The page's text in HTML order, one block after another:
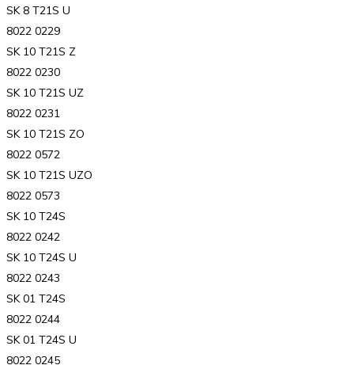
SK 8 T21S U
8022 0229
SK 10 T21S Z
8022 0230
SK 10 T21S UZ
8022 0231
SK 10 T21S ZO
8022 0572
SK 10 T21S UZO
8022 0573
SK 10 T24S
8022 0242
SK 10 T24S U
8022 0243
SK 01 T24S
8022 0244
SK 01 T24S U
8022 0245